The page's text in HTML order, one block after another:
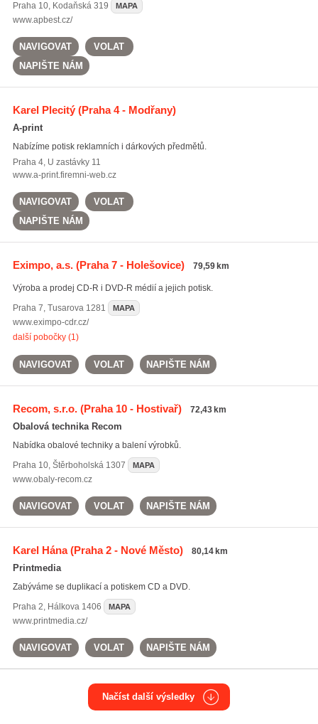
Praha 10, Kodaňská 319 MAPA
www.apbest.cz/
NAVIGOVAT
VOLAT
NAPIŠTE NÁM
Karel Plecitý(Praha 4 - Modřany)
A-print
Nabízíme potisk reklamních i dárkových předmětů.
Praha 4, U zastávky 11
www.a-print.firemni-web.cz
NAVIGOVAT
VOLAT
NAPIŠTE NÁM
Eximpo, a.s.(Praha 7 - Holešovice) 79,59 km
Výroba a prodej CD-R i DVD-R médií a jejich potisk.
Praha 7, Tusarova 1281 MAPA
www.eximpo-cdr.cz/
další pobočky (1)
NAVIGOVAT VOLAT NAPIŠTE NÁM
Recom, s.r.o.(Praha 10 - Hostivař) 72,43 km
Obalová technika Recom
Nabídka obalové techniky a balení výrobků.
Praha 10, Štěrboholská 1307 MAPA
www.obaly-recom.cz
NAVIGOVAT VOLAT NAPIŠTE NÁM
Karel Hána(Praha 2 - Nové Město) 80,14 km
Printmedia
Zabýváme se duplikací a potiskem CD a DVD.
Praha 2, Hálkova 1406 MAPA
www.printmedia.cz/
NAVIGOVAT VOLAT NAPIŠTE NÁM
Načíst další výsledky